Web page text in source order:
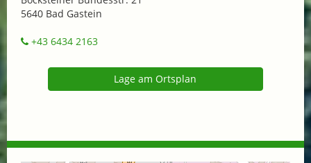
5640 Bad Gastein
+43 6434 2163
Lage am Ortsplan